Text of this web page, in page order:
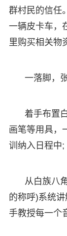
群村民的信任
一辆皮卡车，
里购买相关物
一落脚，
着手布置
画笔等用具，
训纳入日程中;
从白族八
的称呼)系统
手教授每一个